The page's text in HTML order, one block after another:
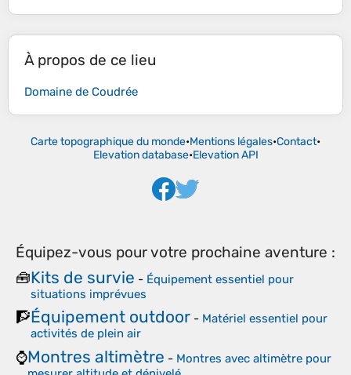
À propos de ce lieu
Domaine de Coudrée
Carte topographique du monde•Mentions légales•Contact•
Elevation database•Elevation API
Équipez-vous pour votre prochaine aventure :
🧰Kits de survie - Équipement essentiel pour
situations imprévues
🧗Équipement outdoor - Matériel essentiel pour
activités de plein air
⌚Montres altimètre - Montres avec altimètre pour